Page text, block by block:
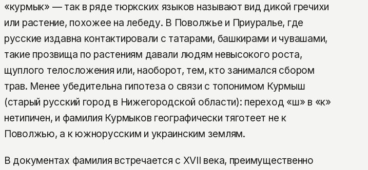
«курмык» — так в ряде тюркских языков называют вид дикой гречихи
или растение, похожее на лебеду. В Поволжье и Приуралье, где
русские издавна контактировали с татарами, башкирами и чувашами,
такие прозвища по растениям давали людям невысокого роста,
щуплого телосложения или, наоборот, тем, кто занимался сбором
трав. Менее убедительна гипотеза о связи с топонимом Курмыш
(старый русский город в Нижегородской области): переход «ш» в «к»
нетипичен, и фамилия Курмыков географически тяготеет не к
Поволжью, а к южнорусским и украинским землям.
В документах фамилия встречается с XVII века, преимущественно